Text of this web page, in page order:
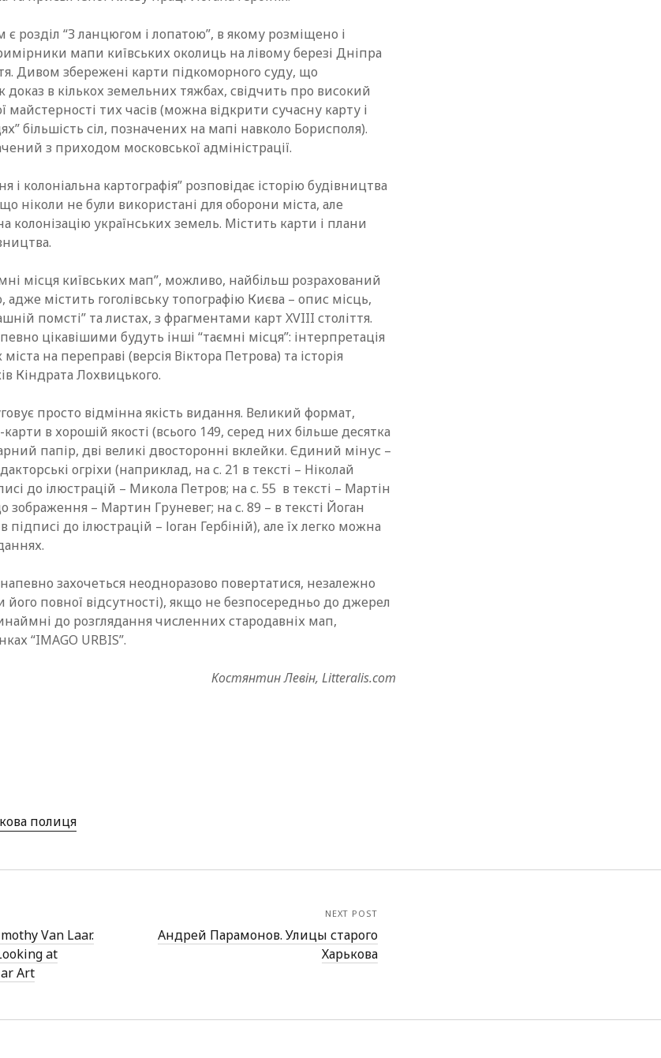
розділ “З ланцюгом і лопатою”, в якому розміщено і
мапи київських околиць на лівому березі Дніпра
Дивом збережені карти підкоморного суду, що
доказ в кількох земельних тяжбах, свідчить про високий
майстерності тих часів (можна відкрити сучасну карту і
більшість сіл, позначених на мапі навколо Борисполя).
з приходом московської адміністрації.
і колоніальна картографія” розповідає історію будівництва
ніколи не були використані для оборони міста, але
колонізацію українських земель. Містить карти і плани
місця київських мап”, можливо, найбільш розрахований
містить гоголівську топографію Києва – опис місць,
помсті” та листах, з фрагментами карт XVIII століття.
цікавішими будуть інші “таємні місця”: інтерпретація
на переправі (версія Віктора Петрова) та історія
Кіндрата Лохвицького.
просто відмінна якість видання. Великий формат,
карти в хорошій якості (всього 149, серед них більше десятка
папір, дві великі двосторонні вклейки. Єдиний мінус –
огріхи (наприклад, на с. 21 в тексті – Ніколай
до ілюстрацій – Микола Петров; на с. 55 в тексті – Мартін
зображення – Мартин Груневег; на с. 89 – в тексті Йоган
підписі до ілюстрацій – Іоган Гербіній), але їх легко можна
захочеться неодноразово повертатися, незалежно
його повної відсутності), якщо не безпосередньо до джерел
до розглядання численних стародавніх мап,
“IMAGO URBIS”.
Костянтин Левін, Litteralis.com
полиця
Van Laar.
at
Art
NEXT POST
Андрей Парамонов. Улицы старого
Харькова